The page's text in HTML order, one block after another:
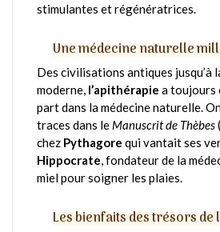
stimulantes et régénératrices.
Une médecine naturelle
Des civilisations antiques jusqu’à
moderne, l’apithérapie a toujours
part dans la médecine naturelle.
traces dans le Manuscrit de Thèbes
chez Pythagore qui vantait ses
Hippocrate, fondateur de la
miel pour soigner les plaies.
Les bienfaits des trésors de